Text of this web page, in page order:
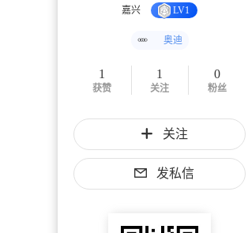
嘉兴 LV1
奥迪
1
获赞
1
关注
0
粉丝
关注
发私信